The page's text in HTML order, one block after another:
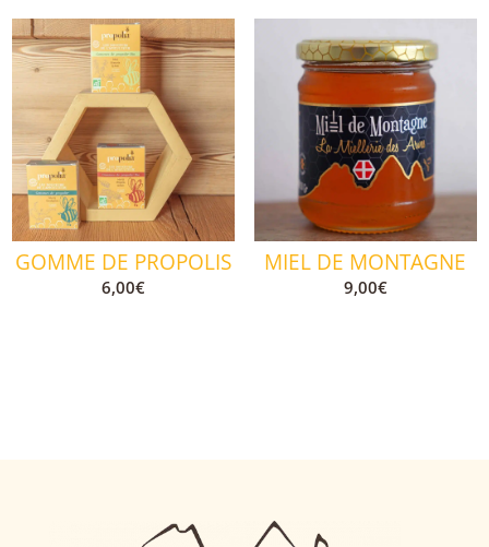
GOMME DE PROPOLIS
6,00€
MIEL DE MONTAGNE
9,00€